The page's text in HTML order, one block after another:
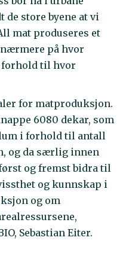
de store byene at vi
mat produseres et
nærmere på hvor
forhold til hvor
for matproduksjon.
6080 dekar, som
i forhold til antall
og da særlig innen
og fremst bidra til
og kunnskap i
og om
Sebastian Eiter.